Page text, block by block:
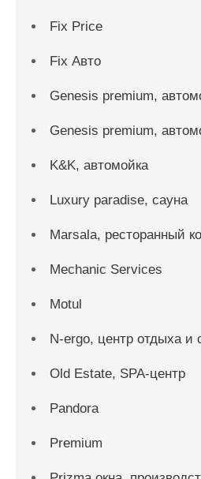
Fix Price
Fix Авто
Genesis premium,
Genesis premium,
K&K, автомойка
Luxury paradise, сауна
Marsala, ресторанный
Mechanic Services
Motul
N-ergo, центр отдыха и
Old Estate, SPA-центр
Pandora
Premium